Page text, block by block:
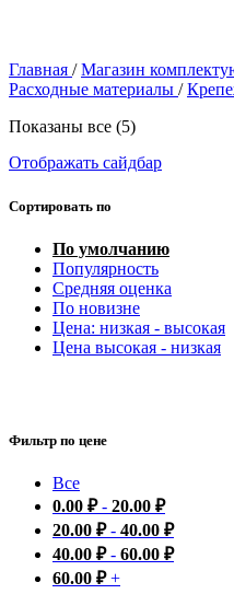
Главная / Магазин
Расходные материалы /
Показаны все (5)
Отображать сайдбар
Сортировать по
По умолчанию
Популярность
Средняя оценка
По новизне
Цена: низкая - высокая
Цена высокая - низкая
Фильтр по цене
Все
0.00 ₽- 20.00 ₽
20.00 ₽- 40.00 ₽
40.00 ₽- 60.00 ₽
60.00 ₽+